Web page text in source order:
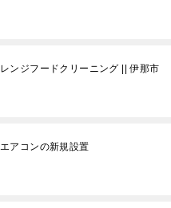
レンジフードクリーニング || 伊那市
エアコンの新規設置